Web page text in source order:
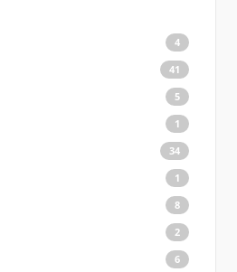
4
41
5
1
34
1
8
2
6